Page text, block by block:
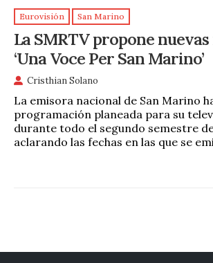
Eurovisión San Marino
La SMRTV propone
‘Una Voce Per San Marino’
Cristhian Solano
La emisora nacional de San Marino
programación planeada para su
durante todo el segundo semestre
aclarando las fechas en las que se